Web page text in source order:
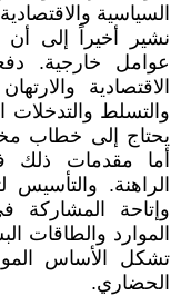
السياسية
نشير أخيراً إلى أن
عوامل خارجية.
الاقتصادية
والتسلط والتدخلات
يحتاج إلى خطاب
أما مقدمات ذلك
الراهنة. والتأسيس
وإتاحة المشاركة
الموارد والطاقات
تشكل الأساس
الحضاري.